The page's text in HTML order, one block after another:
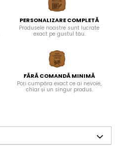
PERSONALIZARE COMPLETĂ
Produsele noastre sunt lucrate
exact pe gustul tău.
FĂRĂ COMANDĂ MINIMĂ
Poți cumpăra exact ce ai nevoie,
chiar și un singur produs.